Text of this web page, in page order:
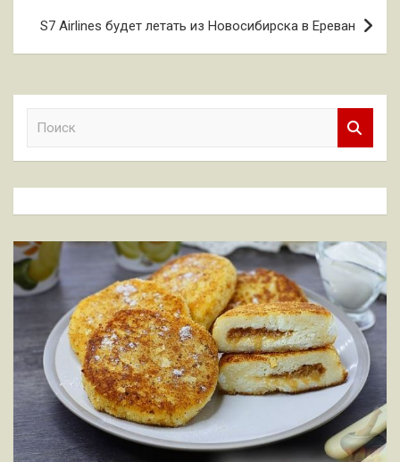
записям
S7 Airlines будет летать из Новосибирска в Ереван
к